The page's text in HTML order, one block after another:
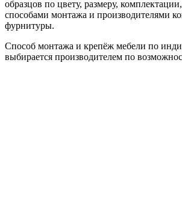
образцов по цвету, размеру,
способами монтажа и производителями
фурнитуры.
Способ монтажа и крепёж мебели по
выбирается производителем по